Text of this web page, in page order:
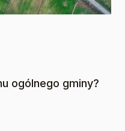
ogólnego gminy?